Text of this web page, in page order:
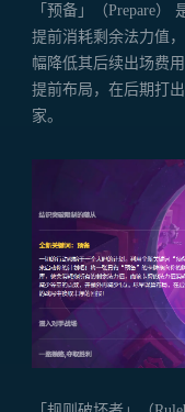
「预备」（Prepare
提前消耗剩余法力值
幅降低其后续出场费
提前布局，在后期打
家。